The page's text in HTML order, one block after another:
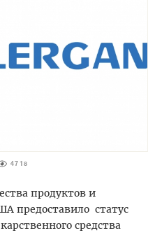
4718
продуктов и
предоставило статус
средства